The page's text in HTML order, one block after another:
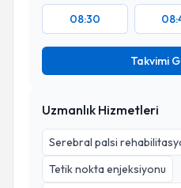
08:30
Takvimi
Uzmanlık Hizmetleri
Serebral palsi
Tetik nokta enjeksiyonu